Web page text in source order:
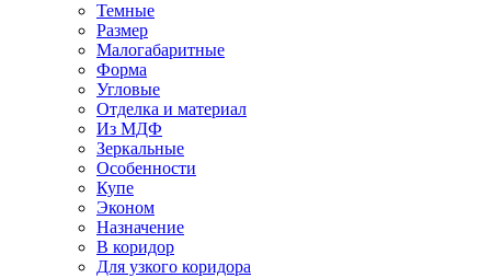
Темные
Размер
Малогабаритные
Форма
Угловые
Отделка и материал
Из МДФ
Зеркальные
Особенности
Купе
Эконом
Назначение
В коридор
Для узкого коридора